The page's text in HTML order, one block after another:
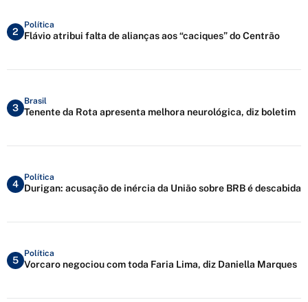
2
Política
Flávio atribui falta de alianças aos “caciques” do Centrão
3
Brasil
Tenente da Rota apresenta melhora neurológica, diz boletim
4
Política
Durigan: acusação de inércia da União sobre BRB é descabida
5
Política
Vorcaro negociou com toda Faria Lima, diz Daniella Marques